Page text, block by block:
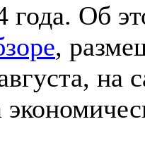
года. Об
,
на